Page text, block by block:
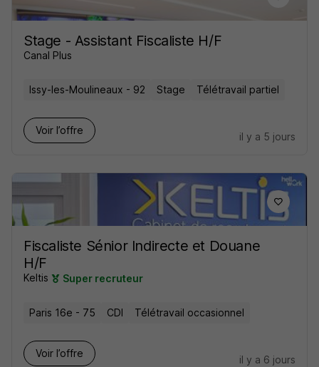
Stage - Assistant Fiscaliste H/F
Canal Plus
Issy-les-Moulineaux - 92 Stage Télétravail partiel
Voir l’offre
il y a 5 jours
Fiscaliste Sénior Indirecte et Douane
H/F
Keltis Super recruteur
Paris 16e - 75 CDI Télétravail occasionnel
Voir l’offre
il y a 6 jours